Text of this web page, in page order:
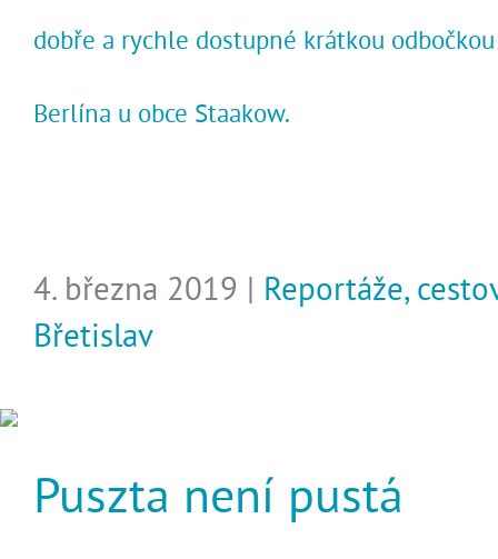
dobře a rychle dostupné krátkou
Berlína u obce Staakow.
4. března 2019 | Reportáže,
Břetislav
Puszta není pustá